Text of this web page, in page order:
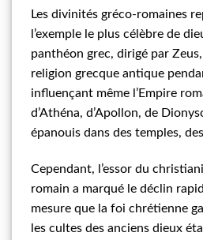
Les divinités gréco-romaines
l’exemple le plus célèbre de
panthéon grec, dirigé par
religion grecque antique
influençant même l’Empire
d’Athéna, d’Apollon, de
épanouis dans des temples,
Cependant, l’essor du
romain a marqué le déclin
mesure que la foi chrétienne
les cultes des anciens dieux